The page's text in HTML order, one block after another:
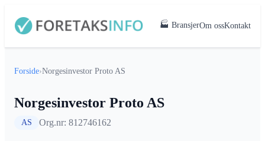
🏭 BransjerOm ossKontakt
Forside›Norgesinvestor Proto AS
Norgesinvestor Proto AS
AS Org.nr: 812746162